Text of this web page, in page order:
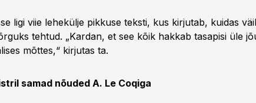
ligi viie lehekülje pikkuse teksti, kus kirjutab, kuidas
tehtud. „Kardan, et see kõik hakkab tasapisi üle
mõttes,“ kirjutas ta.
samad nõuded A. Le Coqiga